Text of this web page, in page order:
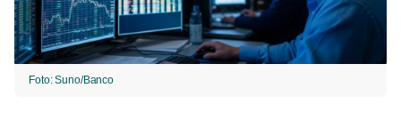
Foto: Suno/Banco